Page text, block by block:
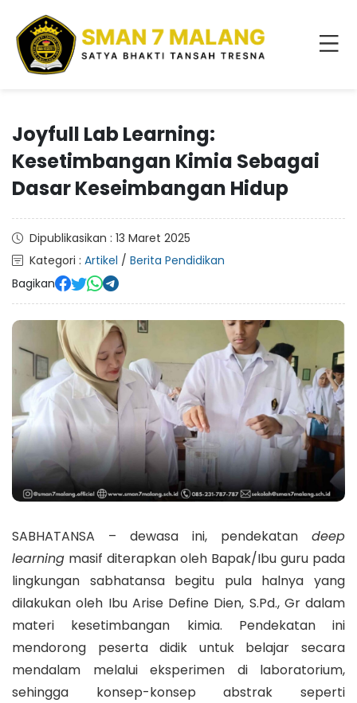
Joyfull Lab Learning:
Kesetimbangan Kimia Sebagai
Dasar Keseimbangan Hidup
Dipublikasikan : 13 Maret 2025
Kategori : Artikel / Berita Pendidikan
Bagikan
SABHATANSA – dewasa ini, pendekatan deep
learning masif diterapkan oleh Bapak/Ibu guru pada
lingkungan sabhatansa begitu pula halnya yang
dilakukan oleh Ibu Arise Define Dien, S.Pd., Gr dalam
materi kesetimbangan kimia. Pendekatan ini
mendorong peserta didik untuk belajar secara
mendalam melalui eksperimen di laboratorium,
sehingga konsep-konsep abstrak seperti